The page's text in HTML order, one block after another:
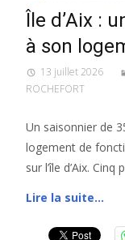
Île d’Aix :
à son
13 juillet 2026
ROCHEFORT
Un saisonnier de
logement de
sur l’île d’Aix.
Lire la suite…